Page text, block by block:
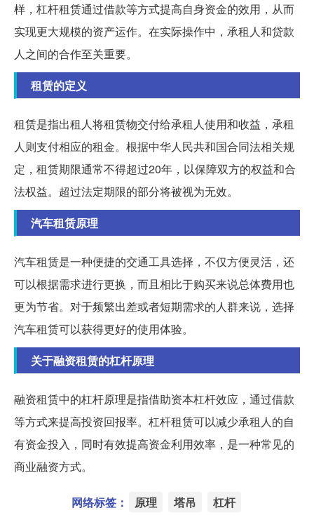
样，杠杆租赁通过借款等方式提高自身资金的效用，从而
实现更大规模的资产运作。在实际操作中，承租人和贷款
人之间的合作至关重要。
租赁的定义
租赁是指出租人将租赁物交付给承租人使用和收益，承租
人则支付相应的租金。根据中华人民共和国合同法相关规
定，租赁期限通常不得超过20年，以保障双方的权益和合
法权益。超过法定期限的部分将被视为无效。
汽车租赁原理
汽车租赁是一种便捷的交通工具选择，不仅方便灵活，还
可以根据需求进行更换，而且相比于购买来说总体费用也
更为节省。对于频繁出差或者短期需求的人群来说，选择
汽车租赁可以获得更好的使用体验。
关于融资租赁的杠杆原理
融资租赁中的杠杆原理是指借助资本杠杆效应，通过借款
等方式来提高投资回报率。杠杆租赁可以减少承租人的自
有资金投入，同时有效提高资金利用效率，是一种常见的
商业融资方式。
网络标签： 原理 塔吊 杠杆